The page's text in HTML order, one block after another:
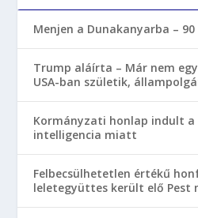
Menjen a Dunakanyarba –
Trump aláírta – Már nem
USA-ban születik,
Kormányzati honlap indult a
intelligencia miatt
Felbecsülhetetlen értékű
leletegyüttes került elő Pest